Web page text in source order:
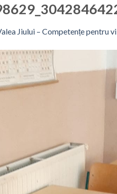
Jiului – Competențe pentru